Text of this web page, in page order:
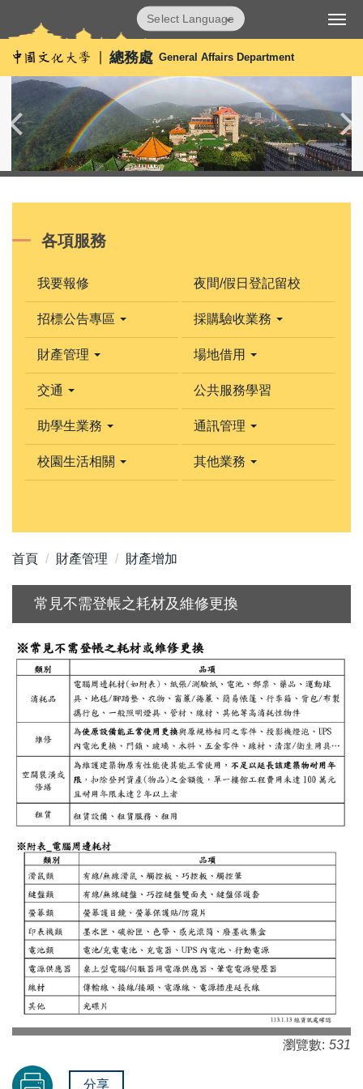
到
主
容
區
總務處 General Affairs Department
Translate
各項服務
我要報修 夜間/假日登記留校
招標公告專區 採購驗收業務
財產管理 場地借用
交通 公共服務學習
助學生業務 通訊管理
校園生活相關 其他業務
首頁 財產管理 財產增加
常見不需登帳之耗材及維修更換
瀏覽數: 531
分享